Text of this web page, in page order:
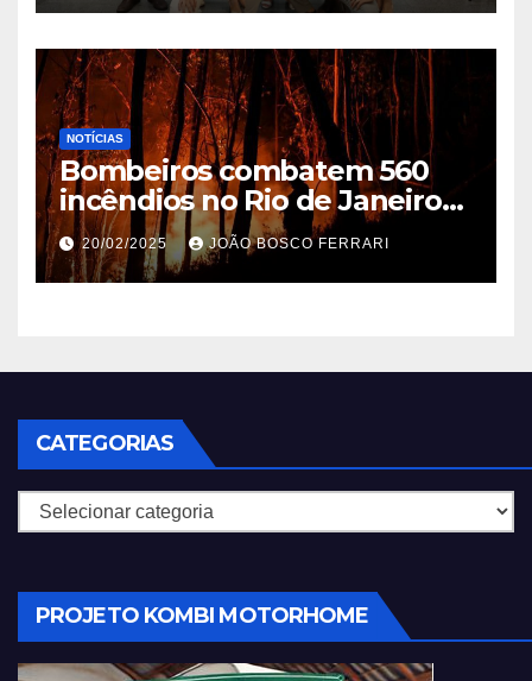
NOTÍCIAS
Bombeiros combatem 560
incêndios no Rio de Janeiro
em 2025
20/02/2025 JOÃO BOSCO FERRARI
CATEGORIAS
Categorias
PROJETO KOMBI MOTORHOME